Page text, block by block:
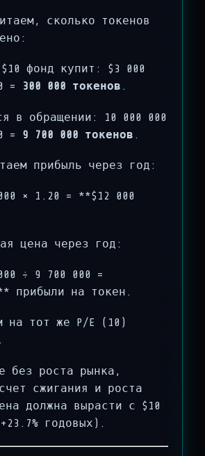
сколько токенов
$10 фонд купит: $3 000
=
300 000 токенов .
в обращении: 10 000 000
= 9 700 000 токенов .
прибыль через год:
× 1.20 = **$12 000
цена через год:
÷ 9 700 000 =
прибыли на токен.
на тот же P/E (10)
.
без роста рынка,
сжигания и роста
должна вырасти с $10
годовых).